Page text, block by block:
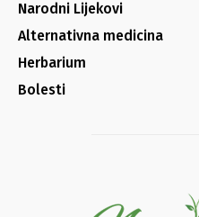
Narodni Lijekovi
Alternativna medicina
Herbarium
Bolesti